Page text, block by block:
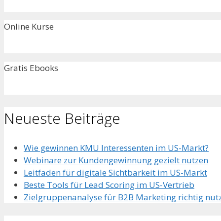
Online Kurse
Gratis Ebooks
Neueste Beiträge
Wie gewinnen KMU Interessenten im US-Markt?
Webinare zur Kundengewinnung gezielt nutzen
Leitfaden für digitale Sichtbarkeit im US-Markt
Beste Tools für Lead Scoring im US-Vertrieb
Zielgruppenanalyse für B2B Marketing richtig